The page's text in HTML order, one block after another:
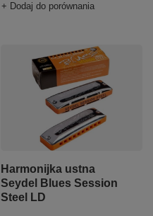
+ Dodaj do porównania
Harmonijka ustna
Seydel Blues Session
Steel LD